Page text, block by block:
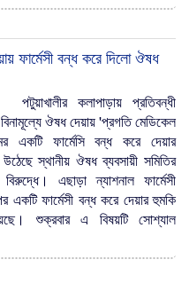
ফার্মেসী বন্ধ করে দিলো ঔষধ
পটুয়াখালীর কলাপাড়ায় প্রতিবন্ধী
ঔষধ দেয়ায় 'প্রগতি মেডিকেল
একটি ফার্মেসি বন্ধ করে দেয়ার
স্থানীয় ঔষধ ব্যবসায়ী সমিতির
বিরুদ্ধে। এছাড়া ন্যাশনাল ফার্মেসী
একটি ফার্মেসী বন্ধ করে দেয়ার হুমকি
শুক্রবার এ বিষয়টি সোশ্যাল